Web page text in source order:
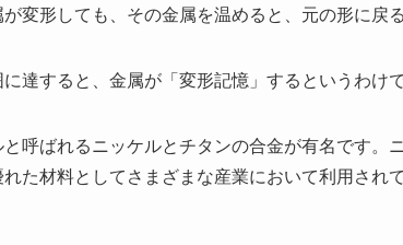
変形しても、その金属を温めると、元の形に戻
達すると、金属が「変形記憶」するというわけで
呼ばれるニッケルとチタンの合金が有名です。
た材料としてさまざまな産業において利用されて